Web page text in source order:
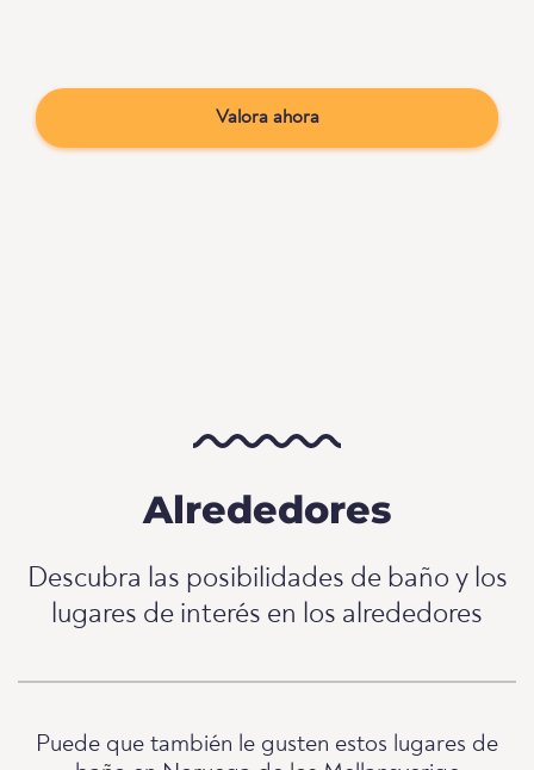
Valora ahora
Alrededores
Descubra las posibilidades de baño y los
lugares de interés en los alrededores
Puede que también le gusten estos lugares de